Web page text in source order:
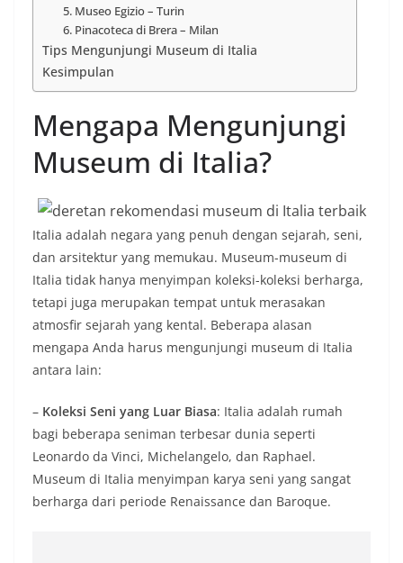
5. Museo Egizio – Turin
6. Pinacoteca di Brera – Milan
Tips Mengunjungi Museum di Italia
Kesimpulan
Mengapa Mengunjungi
Museum di Italia?
Italia adalah negara yang penuh dengan sejarah, seni,
dan arsitektur yang memukau. Museum-museum di
Italia tidak hanya menyimpan koleksi-koleksi berharga,
tetapi juga merupakan tempat untuk merasakan
atmosfir sejarah yang kental. Beberapa alasan
mengapa Anda harus mengunjungi museum di Italia
antara lain:
– Koleksi Seni yang Luar Biasa: Italia adalah rumah
bagi beberapa seniman terbesar dunia seperti
Leonardo da Vinci, Michelangelo, dan Raphael.
Museum di Italia menyimpan karya seni yang sangat
berharga dari periode Renaissance dan Baroque.